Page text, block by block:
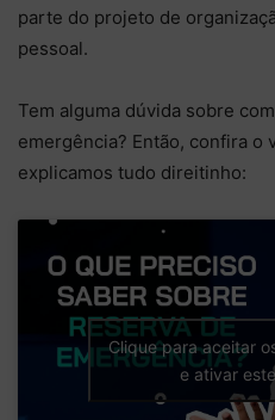
parte do projeto de
pessoal.
Tem alguma dúvida sobre
emergência? Então, confira o
explicamos tudo direitinho:
Clique para aceitar
e ativar